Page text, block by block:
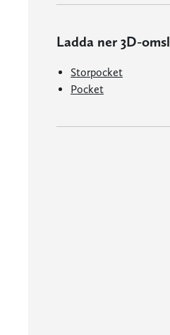
Ladda ner 3D-
Storpocket
Pocket